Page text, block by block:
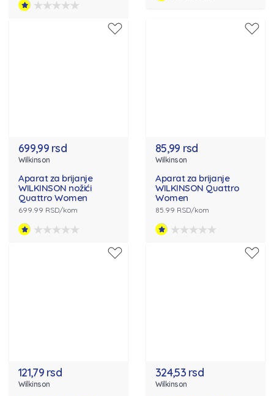
699,99 rsd
Wilkinson
Aparat za brijanje
WILKINSON nožići
Quattro Women
699.99 RSD/kom
85,99 rsd
Wilkinson
Aparat za brijanje
WILKINSON Quattro
Women
85.99 RSD/kom
121,79 rsd
Wilkinson
324,53 rsd
Wilkinson